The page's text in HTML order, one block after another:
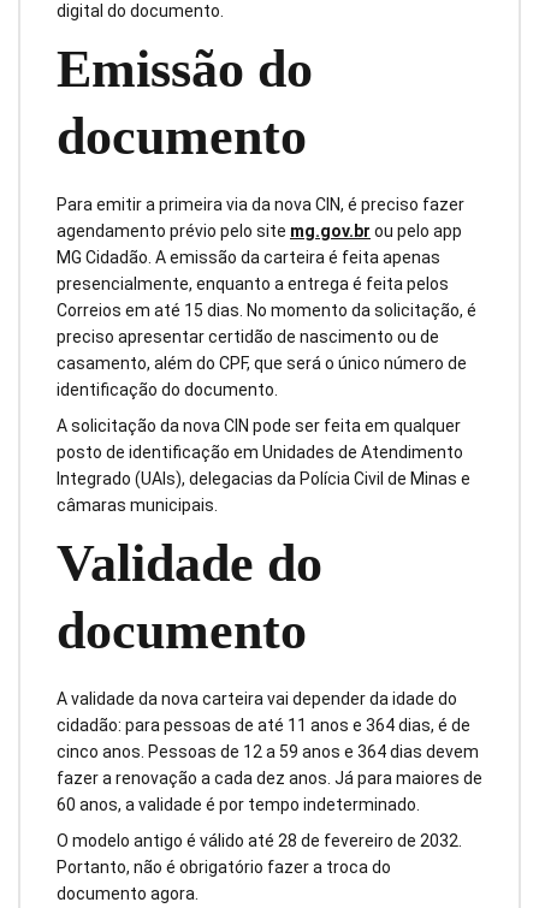
digital do documento.
Emissão do
documento
Para emitir a primeira via da nova CIN, é preciso fazer
agendamento prévio pelo site mg.gov.br ou pelo app
MG Cidadão. A emissão da carteira é feita apenas
presencialmente, enquanto a entrega é feita pelos
Correios em até 15 dias. No momento da solicitação, é
preciso apresentar certidão de nascimento ou de
casamento, além do CPF, que será o único número de
identificação do documento.
A solicitação da nova CIN pode ser feita em qualquer
posto de identificação em Unidades de Atendimento
Integrado (UAIs), delegacias da Polícia Civil de Minas e
câmaras municipais.
Validade do
documento
A validade da nova carteira vai depender da idade do
cidadão: para pessoas de até 11 anos e 364 dias, é de
cinco anos. Pessoas de 12 a 59 anos e 364 dias devem
fazer a renovação a cada dez anos. Já para maiores de
60 anos, a validade é por tempo indeterminado.
O modelo antigo é válido até 28 de fevereiro de 2032.
Portanto, não é obrigatório fazer a troca do
documento agora.